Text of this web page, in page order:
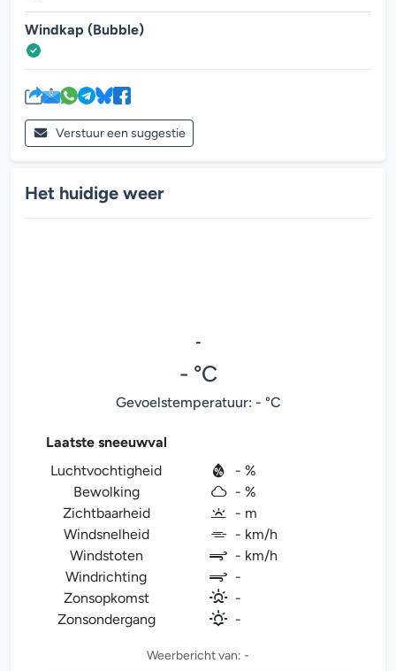
Windkap (Bubble)
Verstuur een suggestie
Het huidige weer
-
- °C
Gevoelstemperatuur: - °C
Laatste sneeuwval
Luchtvochtigheid
- %
Bewolking
- %
Zichtbaarheid
- m
Windsnelheid
- km/h
Windstoten
- km/h
Windrichting
-
Zonsopkomst
-
Zonsondergang
-
Weerbericht van: -